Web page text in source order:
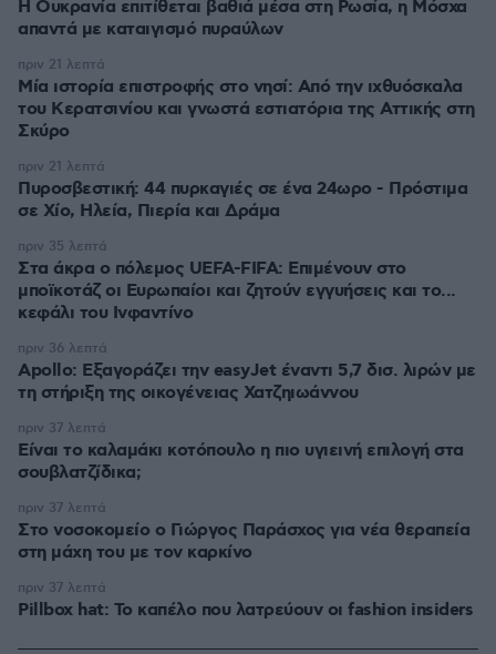
Η Ουκρανία επιτίθεται βαθιά μέσα στη Ρωσία, η Μόσχα
απαντά με καταιγισμό πυραύλων
Μία ιστορία επιστροφής στο νησί: Από την ιχθυόσκαλα
του Κερατσινίου και γνωστά εστιατόρια της Αττικής στη
Σκύρο
πριν 21 λεπτά
Πυροσβεστική: 44 πυρκαγιές σε ένα 24ωρο - Πρόστιμα
σε Χίο, Ηλεία, Πιερία και Δράμα
πριν 21 λεπτά
Στα άκρα ο πόλεμος UEFA-FIFA: Επιμένουν στο
μποϊκοτάζ οι Ευρωπαίοι και ζητούν εγγυήσεις και το...
κεφάλι του Ινφαντίνο
πριν 35 λεπτά
Apollo: Εξαγοράζει την easyJet έναντι 5,7 δισ. λιρών με
τη στήριξη της οικογένειας Χατζηιωάννου
πριν 36 λεπτά
Είναι το καλαμάκι κοτόπουλο η πιο υγιεινή επιλογή στα
σουβλατζίδικα;
πριν 37 λεπτά
Στο νοσοκομείο ο Γιώργος Παράσχος για νέα θεραπεία
στη μάχη του με τον καρκίνο
πριν 37 λεπτά
Pillbox hat: Το καπέλο που λατρεύουν οι fashion insiders
πριν 37 λεπτά